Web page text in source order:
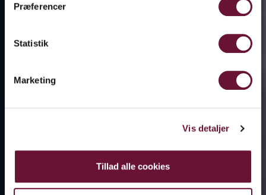
Præferencer
Statistik
Marketing
Vis detaljer
Tillad alle cookies